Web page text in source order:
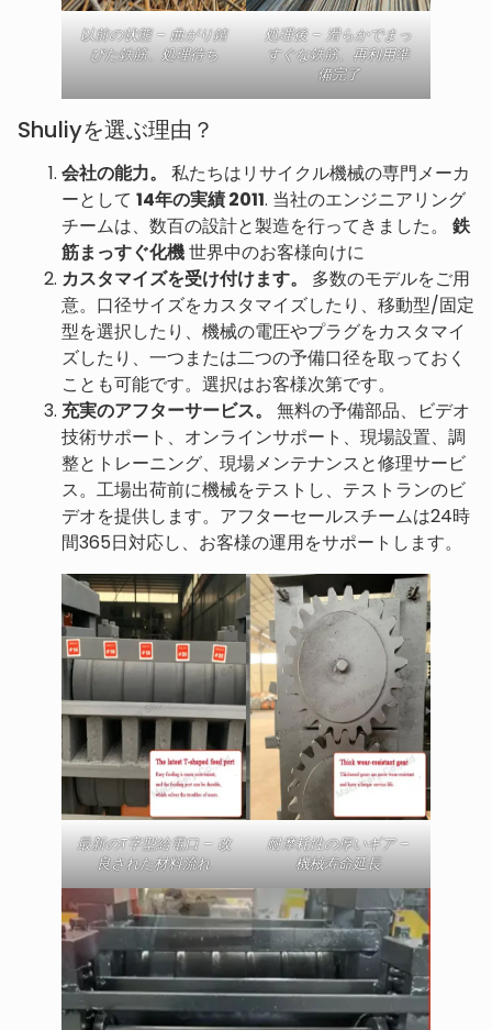
以前の状態 – 曲がり錆
びた鉄筋、処理待ち
処理後 – 滑らかでまっ
すぐな鉄筋、再利用準
備完了
Shuliyを選ぶ理由？
会社の能力。
私たちはリサイクル機械の専門メーカ
ーとして 14年の実績 2011. 当社のエンジニアリング
チームは、数百の設計と製造を行ってきました。 鉄
筋まっすぐ化機世界中のお客様向けに
カスタマイズを受け付けます。
多数のモデルをご用
意。口径サイズをカスタマイズしたり、移動型/固定
型を選択したり、機械の電圧やプラグをカスタマイ
ズしたり、一つまたは二つの予備口径を取っておく
ことも可能です。選択はお客様次第です。
充実のアフターサービス。
無料の予備部品、ビデオ
技術サポート、オンラインサポート、現場設置、調
整とトレーニング、現場メンテナンスと修理サービ
ス。工場出荷前に機械をテストし、テストランのビ
デオを提供します。アフターセールスチームは24時
間365日対応し、お客様の運用をサポートします。
最新のT字型給電口 – 改
良された材料流れ
耐摩耗性の厚いギア –
機械寿命延長